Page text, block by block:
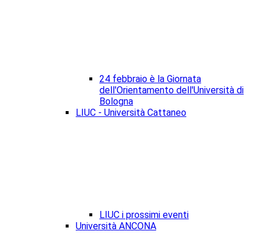
24 febbraio è la Giornata
dell'Orientamento dell'Università di
Bologna
LIUC - Università Cattaneo
LIUC i prossimi eventi
Università ANCONA